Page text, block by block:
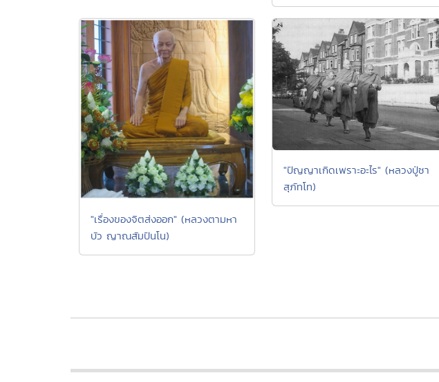
"เรื่องของจิตส่งออก" (หลวงตามหา
บัว ญาณสัมปันโน)
"ปัญญาเกิดเพราะอะไร" (หลวงปู่ชา
สุภัทโท)